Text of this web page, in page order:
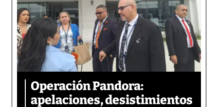
Operación Pandora:
apelaciones, desistimientos